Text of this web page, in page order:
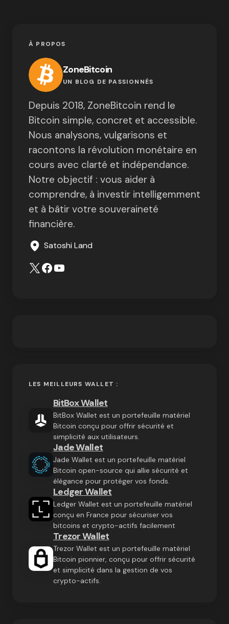
À PROPOS
ZoneBitcoin
UN BLOG DE PASSIONNÉS
Depuis 2018, ZoneBitcoin rend le
Bitcoin simple, concret et accessible.
Nous analysons, vulgarisons et
racontons la révolution monétaire en
cours avec clarté et indépendance.
Notre objectif : vous aider à
comprendre, à investir intelligemment
et à bâtir votre souveraineté
financière.
Satoshi Land
LES MEILLEURS WALLET :
BitBox Wallet
BitBox Wallet est un portefeuille matériel
Bitcoin conçu pour offrir sécurité et
simplicité aux utilisateurs.
Jade Wallet
Jade Wallet est un portefeuille matériel
Bitcoin open-source qui allie sécurité et
élégance pour protéger vos fonds.
Ledger Wallet
Ledger Wallet est un portefeuille matériel
conçu en France pour sécuriser vos
bitcoins et crypto-actifs facilement
Trezor Wallet
Trezor Wallet est un portefeuille matériel
Bitcoin pionnier, conçu pour offrir sécurité
et simplicité dans la gestion de vos
crypto-actifs.